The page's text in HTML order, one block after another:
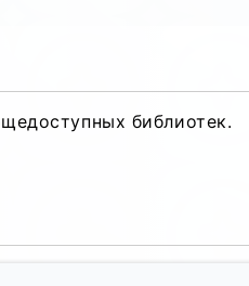
библиотек.